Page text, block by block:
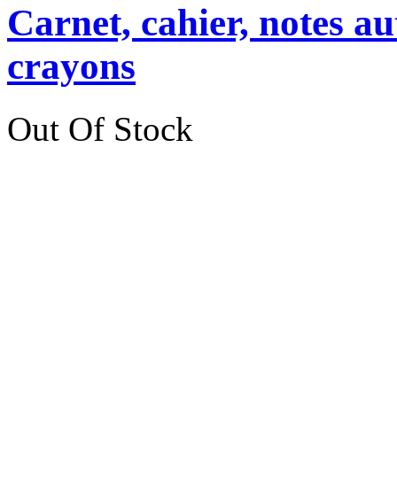
Carnet, cahier, notes
crayons
Out Of Stock